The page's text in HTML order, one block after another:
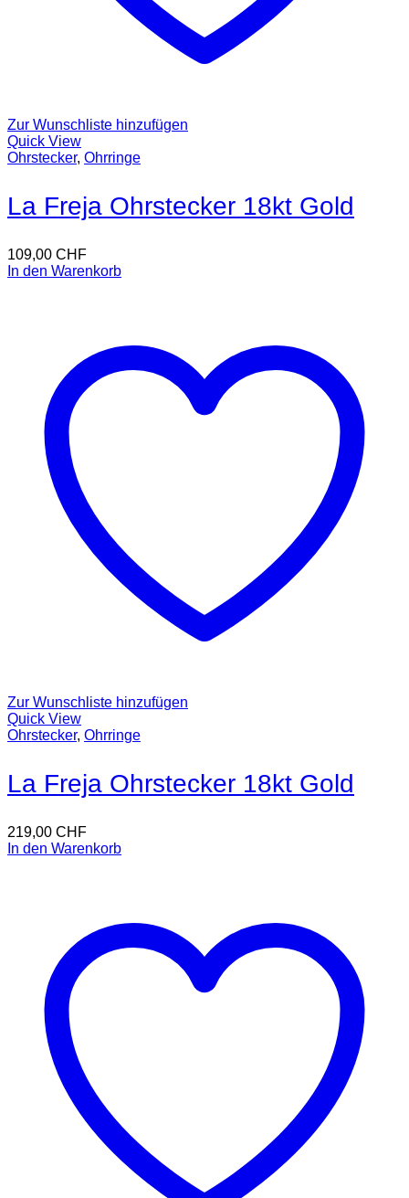
Zur Wunschliste hinzufügen
Quick View
Ohrstecker, Ohrringe
La Freja Ohrstecker 18kt Gold
109,00 CHF
In den Warenkorb
Zur Wunschliste hinzufügen
Quick View
Ohrstecker, Ohrringe
La Freja Ohrstecker 18kt Gold
219,00 CHF
In den Warenkorb